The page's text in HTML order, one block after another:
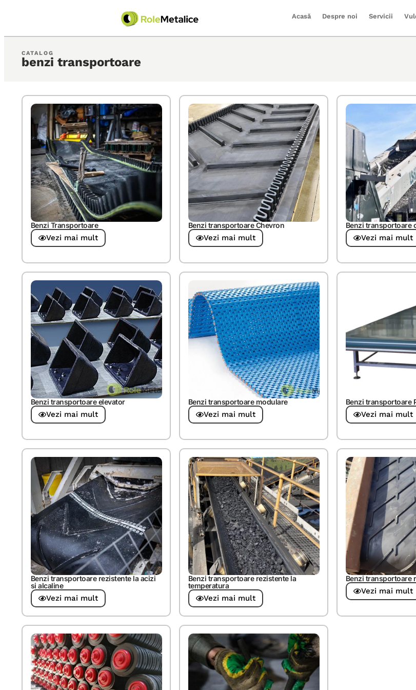
Acasă Despre noi Servicii
CATALOG
benzi transportoare
Benzi Transportoare
Vezi mai mult
Benzi transportoare Chevron
Vezi mai mult
Benzi transportoare
Vezi mai mult
Benzi transportoare elevator
Vezi mai mult
Benzi transportoare modulare
Vezi mai mult
Benzi transportoare
Vezi mai mult
Benzi transportoare rezistente la acizi
si alcaline
Vezi mai mult
Benzi transportoare rezistente la
temperatura
Vezi mai mult
Benzi transportoare
Vezi mai mult